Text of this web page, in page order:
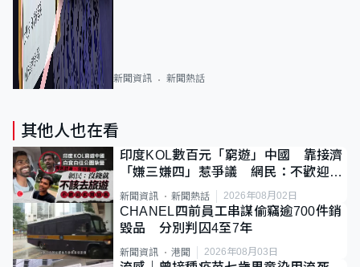
新聞資訊 新聞熱話
其他人也在看
印度KOL數百元「窮遊」中國 靠接濟
「嫌三嫌四」惹爭議 網民：不歡迎劣
質旅客
新聞資訊 新聞熱話 2026年08月02日
CHANEL四前員工串謀偷竊逾700件銷
毀品 分別判囚4至7年
新聞資訊 港聞 2026年08月03日